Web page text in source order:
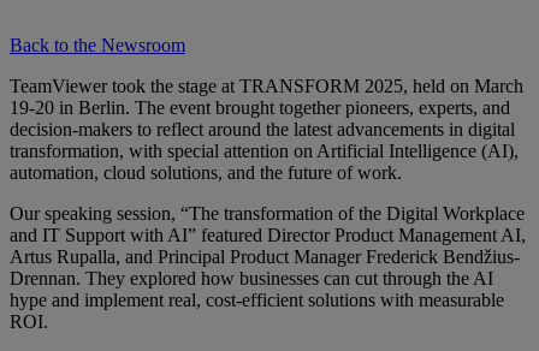
Back to the Newsroom
TeamViewer took the stage at TRANSFORM 2025, held on March
19-20 in Berlin. The event brought together pioneers, experts, and
decision-makers to reflect around the latest advancements in digital
transformation, with special attention on Artificial Intelligence (AI),
automation, cloud solutions, and the future of work.
Our speaking session, “The transformation of the Digital Workplace
and IT Support with AI” featured Director Product Management AI,
Artus Rupalla, and Principal Product Manager Frederick Bendžius-
Drennan. They explored how businesses can cut through the AI
hype and implement real, cost-efficient solutions with measurable
ROI.